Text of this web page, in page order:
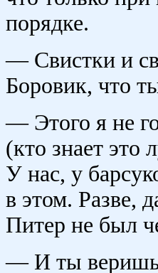
порядке.
— Свистки и
Боровик, что
— Этого я не
(кто знает это
У нас, у
в этом. Разве,
Питер не был
— И ты веришь